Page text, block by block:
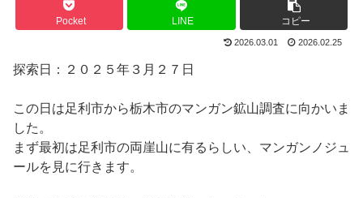
Pocket LINE コピー
2026.03.01 2026.02.25
探索日：２０２５年３月２７日
この日は足利市から栃木市のマンガン鉱山調査に向かいま
した。
まず最初は足利市の両崖山に有るらしい、マンガンノジュ
ールを見に行きます。